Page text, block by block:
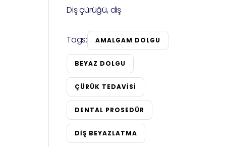
Diş çürüğü, diş
Tags: AMALGAM DOLGU
BEYAZ DOLGU
ÇÜRÜK TEDAVISI
DENTAL PROSEDÜR
DIŞ BEYAZLATMA